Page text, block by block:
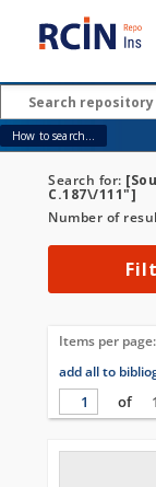
How to search...
Search for:
C.187\/111"]
Number of
Items per page:
add all to
of
1